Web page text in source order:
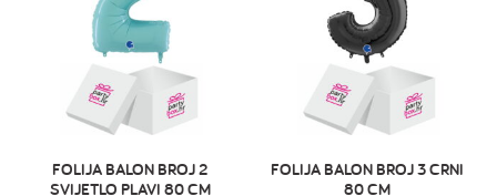
FOLIJA BALON BROJ 2
SVIJETLO PLAVI 80 CM
FOLIJA BALON BROJ 3 CRNI
80 CM